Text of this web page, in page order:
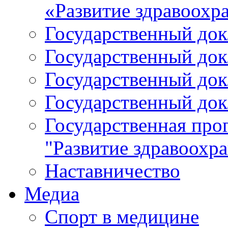
«Развитие
Государственный
Государственный
Государственный
Государственный
Государственная
"Развитие
Наставничество
Медиа
Спорт в медицине